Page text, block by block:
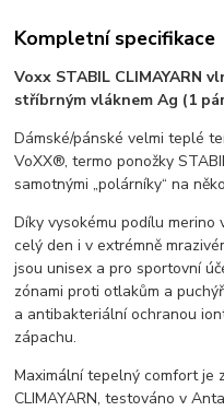
Kompletní specifikace
Voxx STABIL CLIMAYARN
stříbrným vláknem Ag (1
Dámské/pánské velmi teplé
VoXX®, termo ponožky
samotnými „polárníky“ na
Díky vysokému podílu merino
celý den i v extrémně
jsou unisex a pro sportovní
zónami proti otlakům a
a antibakteriální ochranou
zápachu.
Maximální tepelný comfort je
CLIMAYARN, testováno v